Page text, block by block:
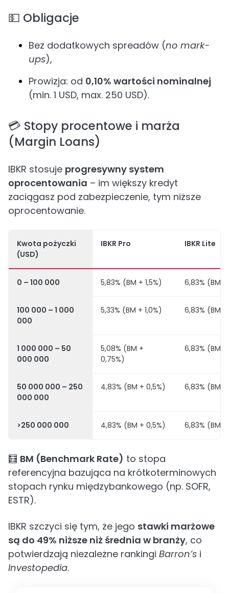
💵 Obligacje
Bez dodatkowych spreadów (no mark-
ups),
Prowizja: od 0,10% wartości nominalnej
(min. 1 USD, max. 250 USD).
💳 Stopy procentowe i marża
(Margin Loans)
IBKR stosuje progresywny system
oprocentowania – im większy kredyt
zaciągasz pod zabezpieczenie, tym niższe
oprocentowanie.
Kwota pożyczki
(USD)
IBKR Pro IBKR Lite
0 – 100 000 5,83% (BM + 1,5%) 6,83% (BM
100 000 – 1 000
000
5,33% (BM + 1,0%) 6,83% (BM
1 000 000 – 50
000 000
5,08% (BM +
0,75%)
6,83% (BM
50 000 000 – 250
000 000
4,83% (BM + 0,5%) 6,83% (BM
>250 000 000 4,83% (BM + 0,5%) 6,83% (BM
🧮 BM (Benchmark Rate) to stopa
referencyjna bazująca na krótkoterminowych
stopach rynku międzybankowego (np. SOFR,
ESTR).
IBKR szczyci się tym, że jego stawki marżowe
są do 49% niższe niż średnia w branży, co
potwierdzają niezależne rankingi Barron’s i
Investopedia.